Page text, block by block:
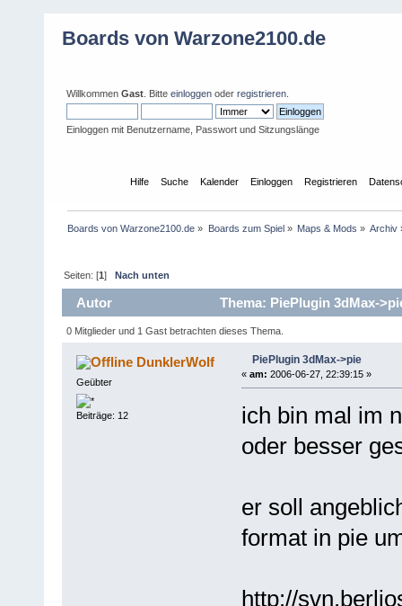
Boards von Warzone2100.de
Willkommen Gast . Bitte einloggen oder registrieren
Einloggen mit Benutzername, Passwort und Sitzungslänge
Hilfe Suche Kalender Einloggen Registrieren
Boards von Warzone2100.de » Boards zum Spiel» Maps & Mods » Archiv
Seiten: [1]Nach unten
Autor Thema: PiePlugin 3dMax-
0 Mitglieder und 1 Gast betrachten dieses Thema.
DunklerWolf
Geübter
Beiträge: 12
PiePlugin 3dMax->pie
« am: 2006-06-27, 22:39:15 »
ich bin mal im
oder besser
er soll
format in pie
http://